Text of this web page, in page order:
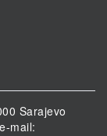
Sarajevo
mail: